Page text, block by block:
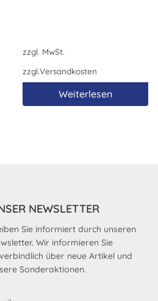
zzgl. MwSt.
zzgl.Versandkosten
Weiterlesen
NEWSLETTER
Sie informiert durch unseren
Wir informieren Sie
über neue Artikel und
Sonderaktionen.